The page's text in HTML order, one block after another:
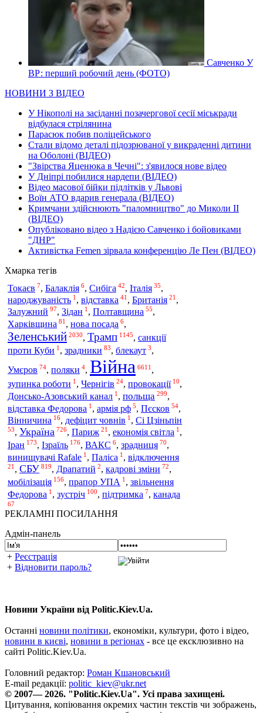
Савченко У
ВР: перший робочий день (ФОТО)
НОВИНИ З ВІДЕО
У Нікополі на засіданні позачергової сесії міськради
відбулася стрілянина
Парасюк побив поліцейського
Стали відомо деталі підозрюваної у викраденні дитини
на Оболоні (ВІДЕО)
"Звірства Яценюка в Чечні": з'явилося нове відео
У Дніпрі побилися нардепи (ВІДЕО)
Відео масової бійки підлітків у Львові
Воїн АТО вдарив генерала (ВІДЕО)
Кримчани здійснюють "паломництво" до Миколи ІІ
(ВІДЕО)
Опубліковано відео з Надією Савченко і бойовиками
"ДНР"
Активістка Femen зірвала конференцію Ле Пен (ВІДЕО)
Хмарка тегів
Токаєв 7, Балаклія 6, Сибіга 42, Італія 35,
народжуваність 1 , відставка 41 , Британія 21 ,
Залужний 97, Зідан 1 , Полтавщина 55,
Харківщина 81 , нова посада 6,
Зеленський 2030, Трамп 1145, санкції
проти Куби 1 , зрадники 83, блекаут 3,
Умєров 74, поляки 4, Війна 6611 ,
зупинка роботи 1 , Чернігів 24, провокації 10,
Донсько-Азовський канал 1 , польща 299,
відставка Федорова 1 , армія рф 5, Пєсков 54,
Вінничина 16, дефіцит човнів 1 , Сі Цзіньпін
53, Україна 726, Париж 21, економія світла 1,
Іран 173, Ізраїль 176, ВАКС 6, зрадниця 70,
винищувачі Rafale 1 , Паліса 1 , відключення
21, СБУ 819, Драпатий 2, кадрові зміни 72,
мобілізація 156, прапор УПА 1 , звільнення
Федорова 1 , зустріч 100, підтримка 7, канада
67
РЕКЛАМНІ ПОСИЛАННЯ
Адмін-панель
+ Реєстрація
+ Відновити пароль?
Новини України від Politic.Kiev.Ua.
Останні новини політики, економіки, культури, фото і відео,
новини в києві, новини в регіонах - все це ексклюзивно на
сайті Politic.Kiev.Ua.
Головний редактор: Роман Кшановський
E-mail редакції: politic_kiev@ukr.net
© 2007— 2026. "Politic.Kiev.Ua". Усі права захищені.
Цитування, копіювання окремих частин текстів чи зображень,